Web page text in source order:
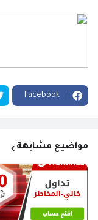
Facebook
مواضيع مشابهة